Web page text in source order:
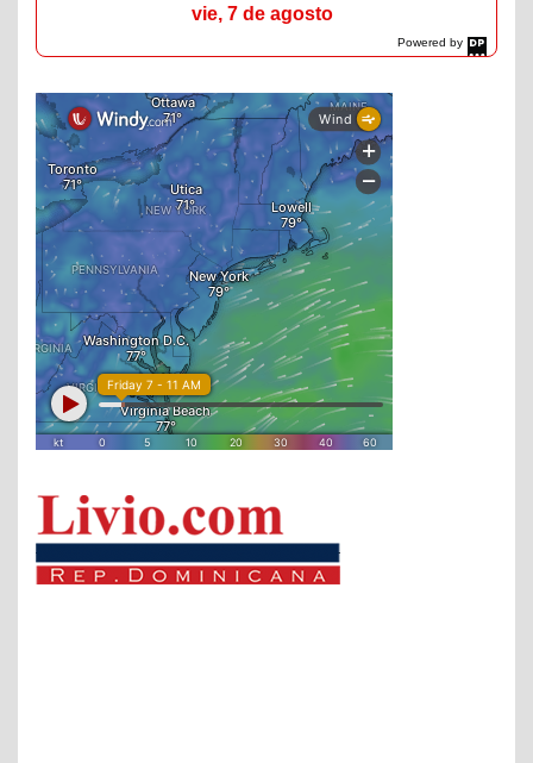
Powered by
DaysPedia.com
vie, 7 de agosto